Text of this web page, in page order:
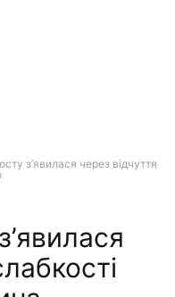
з’явилася через відчуття